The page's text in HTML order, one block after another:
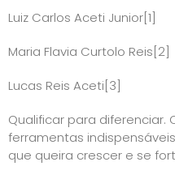
Luiz Carlos Aceti Junior[1]
Maria Flavia Curtolo Reis[2]
Lucas Reis Aceti[3]
Qualificar para diferenciar.
ferramentas
que queira crescer e se